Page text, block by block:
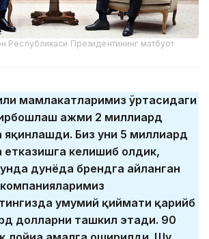
Республикаси Президентининг матбуот
мамлакатларимиз ўртасидаги
ҳажми 2 миллиард
яқинлашди. Биз уни 5 миллиард
етказишга келишиб олдик,
дунёда брендга айланган
умумий қиймати қарийб
долларни ташкил этади. 90